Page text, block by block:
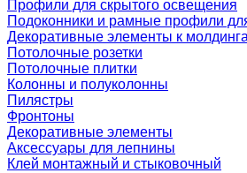
Профили для скрытого освещения
Подоконники и рамные профили
Декоративные элементы к
Потолочные розетки
Потолочные плитки
Колонны и полуколонны
Пилястры
Фронтоны
Декоративные элементы
Аксессуары для лепнины
Клей монтажный и стыковочный